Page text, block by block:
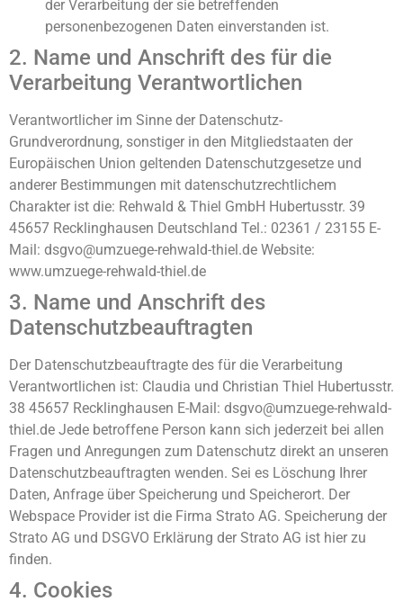
der Verarbeitung der sie betreffenden
personenbezogenen Daten einverstanden ist.
2. Name und Anschrift des für die
Verarbeitung Verantwortlichen
Verantwortlicher im Sinne der Datenschutz-
Grundverordnung, sonstiger in den Mitgliedstaaten der
Europäischen Union geltenden Datenschutzgesetze und
anderer Bestimmungen mit datenschutzrechtlichem
Charakter ist die: Rehwald & Thiel GmbH Hubertusstr. 39
45657 Recklinghausen Deutschland Tel.: 02361 / 23155 E-
Mail: dsgvo@umzuege-rehwald-thiel.de Website:
www.umzuege-rehwald-thiel.de
3. Name und Anschrift des
Datenschutzbeauftragten
Der Datenschutzbeauftragte des für die Verarbeitung
Verantwortlichen ist: Claudia und Christian Thiel Hubertusstr.
38 45657 Recklinghausen E-Mail: dsgvo@umzuege-rehwald-
thiel.de Jede betroffene Person kann sich jederzeit bei allen
Fragen und Anregungen zum Datenschutz direkt an unseren
Datenschutzbeauftragten wenden. Sei es Löschung Ihrer
Daten, Anfrage über Speicherung und Speicherort. Der
Webspace Provider ist die Firma Strato AG. Speicherung der
Strato AG und DSGVO Erklärung der Strato AG ist hier zu
finden.
4. Cookies